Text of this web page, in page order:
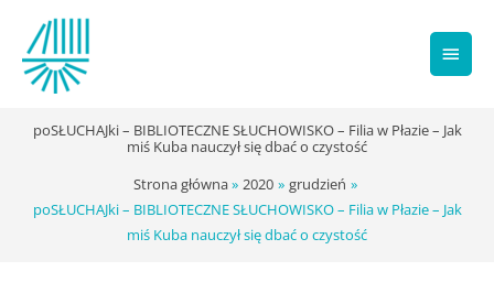
treści
poSŁUCHAJki – BIBLIOTECZNE SŁUCHOWISKO – Filia w Płazie – Jak
miś Kuba nauczył się dbać o czystość
Strona główna
2020
grudzień
poSŁUCHAJki – BIBLIOTECZNE SŁUCHOWISKO – Filia w Płazie – Jak
miś Kuba nauczył się dbać o czystość